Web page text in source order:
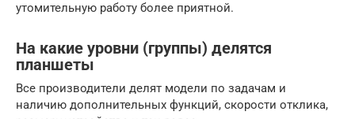
утомительную работу более приятной.
На какие уровни (группы) делятся
планшеты
Все производители делят модели по задачам и
наличию дополнительных функций, скорости отклика,